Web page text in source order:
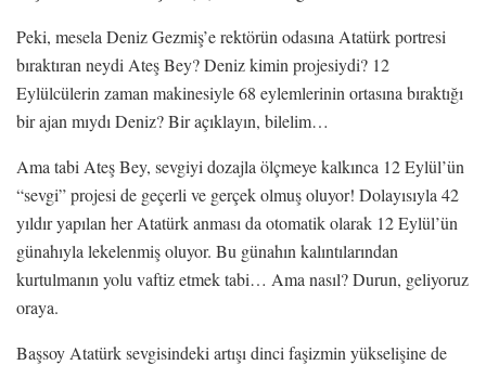
Peki, mesela Deniz Gezmiş’e rektörün odasına Atatürk portresi
bıraktıran neydi Ateş Bey? Deniz kimin projesiydi? 12
Eylülcülerin zaman makinesiyle 68 eylemlerinin ortasına bıraktığı
bir ajan mıydı Deniz? Bir açıklayın, bilelim…
Ama tabi Ateş Bey, sevgiyi dozajla ölçmeye kalkınca 12 Eylül’ün
“sevgi” projesi de geçerli ve gerçek olmuş oluyor! Dolayısıyla 42
yıldır yapılan her Atatürk anması da otomatik olarak 12 Eylül’ün
günahıyla lekelenmiş oluyor. Bu günahın kalıntılarından
kurtulmanın yolu vaftiz etmek tabi… Ama nasıl? Durun, geliyoruz
oraya.
Başsoy Atatürk sevgisindeki artışı dinci faşizmin yükselişine de